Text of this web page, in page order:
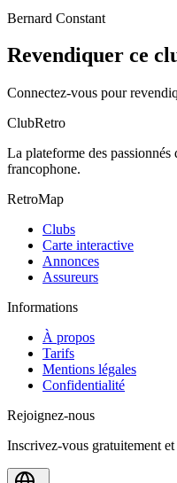
Bernard Constant
Revendiquer ce
Connectez-vous pour
ClubRetro
La plateforme des
francophone.
RetroMap
Clubs
Carte interactive
Annonces
Assureurs
Informations
À propos
Tarifs
Mentions légales
Confidentialité
Rejoignez-nous
Inscrivez-vous gratuitement